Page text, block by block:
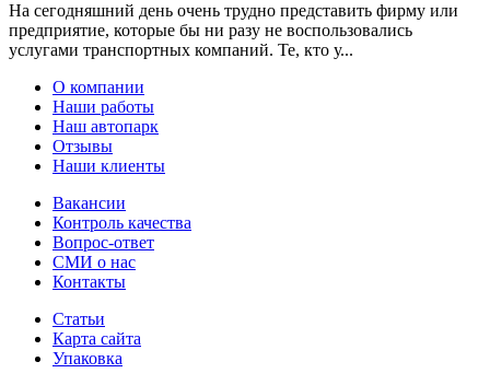
На сегодняшний день очень трудно представить фирму или
предприятие, которые бы ни разу не воспользовались
услугами транспортных компаний. Те, кто у...
О компании
Наши работы
Наш автопарк
Отзывы
Наши клиенты
Вакансии
Контроль качества
Вопрос-ответ
СМИ о нас
Контакты
Статьи
Карта сайта
Упаковка